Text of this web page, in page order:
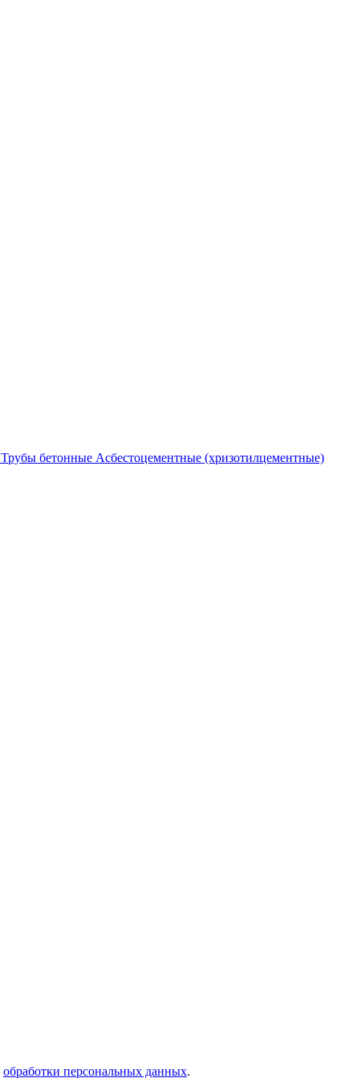
Трубы бетонные Асбестоцементные (хризотилцементные)
обработки персональных данных.